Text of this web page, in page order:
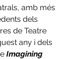
amb més
dels
de Teatre
any i dels
Imagining